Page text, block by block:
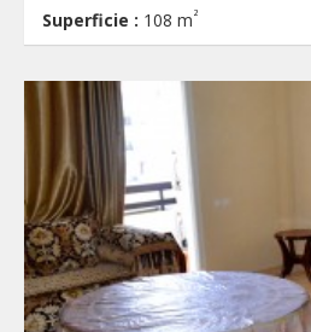
Superficie : 108 m²